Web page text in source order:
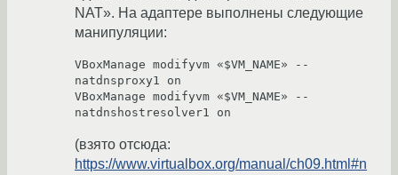
NAT». На адаптере выполнены следующие
манипуляции:
VBoxManage modifyvm «$VM_NAME» --
natdnsproxy1 on
VBoxManage modifyvm «$VM_NAME» --
(взято отсюда:
https://www.virtualbox.org/manual/ch09.html#n